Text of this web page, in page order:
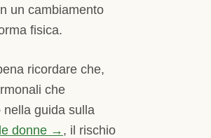
un cambiamento
fisica.
ricordare che,
che
guida sulla
donne → , il rischio